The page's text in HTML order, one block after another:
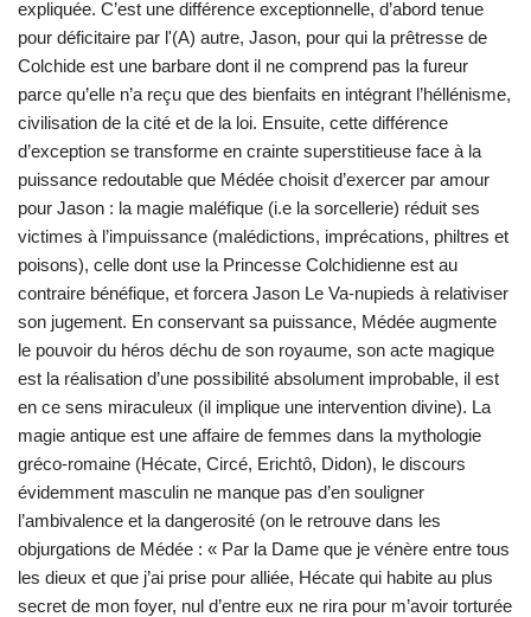
expliquée. C’est une différence exceptionnelle, d’abord tenue
pour déficitaire par l'(A) autre, Jason, pour qui la prêtresse de
Colchide est une barbare dont il ne comprend pas la fureur
parce qu’elle n’a reçu que des bienfaits en intégrant l’héllénisme,
civilisation de la cité et de la loi. Ensuite, cette différence
d’exception se transforme en crainte superstitieuse face à la
puissance redoutable que Médée choisit d’exercer par amour
pour Jason : la magie maléfique (i.e la sorcellerie) réduit ses
victimes à l’impuissance (malédictions, imprécations, philtres et
poisons), celle dont use la Princesse Colchidienne est au
contraire bénéfique, et forcera Jason Le Va-nupieds à relativiser
son jugement. En conservant sa puissance, Médée augmente
le pouvoir du héros déchu de son royaume, son acte magique
est la réalisation d’une possibilité absolument improbable, il est
en ce sens miraculeux (il implique une intervention divine). La
magie antique est une affaire de femmes dans la mythologie
gréco-romaine (Hécate, Circé, Erichtô, Didon), le discours
évidemment masculin ne manque pas d’en souligner
l’ambivalence et la dangerosité (on le retrouve dans les
objurgations de Médée : « Par la Dame que je vénère entre tous
les dieux et que j’ai prise pour alliée, Hécate qui habite au plus
secret de mon foyer, nul d’entre eux ne rira pour m’avoir torturée